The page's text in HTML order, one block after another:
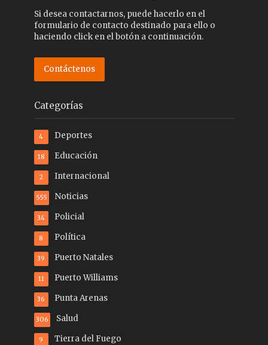
Si desea contactarnos, puede hacerlo en el
formulario de contacto destinado para ello o
haciendo click en el botón a continuación.
Contáctenos
Categorías
Deportes
4
Educación
18
Internacional
2
Noticias
555
Policial
34
Política
8
Puerto Natales
39
Puerto Williams
11
Punta Arenas
36
Salud
306
Tierra del Fuego
9